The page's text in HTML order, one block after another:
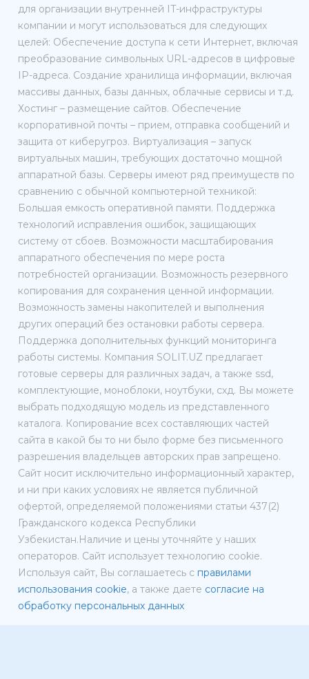
для организации внутренней IT-инфраструктуры
компании и могут использоваться для следующих
целей: Обеспечение доступа к сети Интернет, включая
преобразование символьных URL-адресов в цифровые
IP-адреса. Создание хранилища информации, включая
массивы данных, базы данных, облачные сервисы и т.д.
Хостинг – размещение сайтов. Обеспечение
корпоративной почты – прием, отправка сообщений и
защита от киберугроз. Виртуализация – запуск
виртуальных машин, требующих достаточно мощной
аппаратной базы. Серверы имеют ряд преимуществ по
сравнению с обычной компьютерной техникой:
Большая емкость оперативной памяти. Поддержка
технологий исправления ошибок, защищающих
систему от сбоев. Возможности масштабирования
аппаратного обеспечения по мере роста
потребностей организации. Возможность резервного
копирования для сохранения ценной информации.
Возможность замены накопителей и выполнения
других операций без остановки работы сервера.
Поддержка дополнительных функций мониторинга
работы системы. Компания SOLIT.UZ предлагает
готовые серверы для различных задач, а также ssd,
комплектующие, моноблоки, ноутбуки, схд. Вы можете
выбрать подходящую модель из представленного
каталога. Копирование всех составляющих частей
сайта в какой бы то ни было форме без письменного
разрешения владельцев авторских прав запрещено.
Сайт носит исключительно информационный характер,
и ни при каких условиях не является публичной
офертой, определяемой положениями статьи 437(2)
Гражданского кодекса Республики
Узбекистан.Наличие и цены уточняйте у наших
операторов. Сайт использует технологию cookie.
Используя сайт, Вы соглашаетесь с правилами
использования cookie, а также даете согласие на
обработку персональных данных